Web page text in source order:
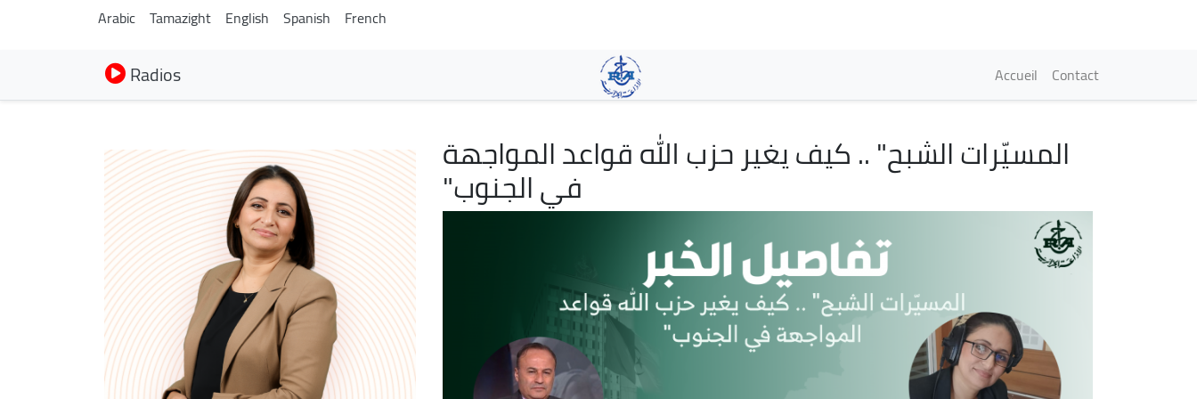
contenu
principal
Arabic Tamazight English Spanish French
Radios Navigation
Accueil Contact
المسيّرات الشبح" .. كيف يغير حزب الله قواعد المواجهة
في الجنوب"
Image